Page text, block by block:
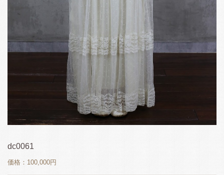
dc0061
価格：100,000円